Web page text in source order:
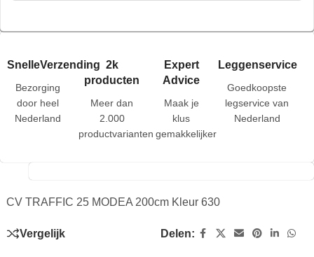
SnelleVerzending
Bezorging
door heel
Nederland
2k
producten
Meer dan
2.000
productvarianten
Expert
Advice
Maak je
klus
gemakkelijker
Leggenservice
Goedkoopste
legservice van
Nederland
CV TRAFFIC 25 MODEA 200cm Kleur 630
Vergelijk Delen: